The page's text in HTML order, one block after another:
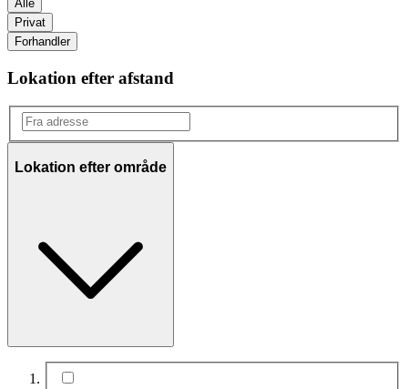
Alle
Privat
Forhandler
Lokation efter afstand
Lokation efter område